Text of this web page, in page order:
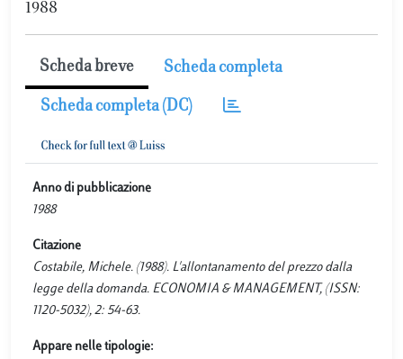
1988
Scheda breve Scheda completa
Scheda completa (DC)
Anno di pubblicazione
1988
Citazione
Costabile, Michele. (1988). L'allontanamento del prezzo dalla
legge della domanda. ECONOMIA & MANAGEMENT, (ISSN:
1120-5032), 2: 54-63.
Appare nelle tipologie: